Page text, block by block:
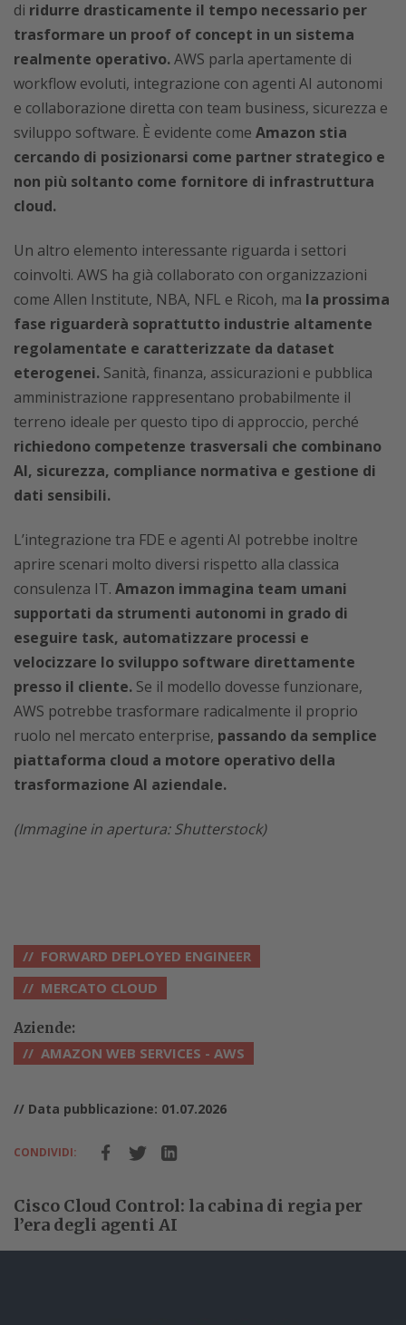
di ridurre drasticamente il tempo necessario per
trasformare un proof of concept in un sistema
realmente operativo.AWS parla apertamente di
workflow evoluti, integrazione con agenti AI autonomi
e collaborazione diretta con team business, sicurezza e
sviluppo software. È evidente come Amazon stia
cercando di posizionarsi come partner strategico e
non più soltanto come fornitore di infrastruttura
cloud.
Un altro elemento interessante riguarda i settori
coinvolti. AWS ha già collaborato con organizzazioni
come Allen Institute, NBA, NFL e Ricoh, ma la prossima
fase riguarderà soprattutto industrie altamente
regolamentate e caratterizzate da dataset
eterogenei. Sanità, finanza, assicurazioni e pubblica
amministrazione rappresentano probabilmente il
terreno ideale per questo tipo di approccio, perché
richiedono competenze trasversali che combinano
AI, sicurezza, compliance normativa e gestione di
dati sensibili.
L’integrazione tra FDE e agenti AI potrebbe inoltre
aprire scenari molto diversi rispetto alla classica
consulenza IT. Amazon immagina team umani
supportati da strumenti autonomi in grado di
eseguire task, automatizzare processi e
velocizzare lo sviluppo software direttamente
presso il cliente. Se il modello dovesse funzionare,
AWS potrebbe trasformare radicalmente il proprio
ruolo nel mercato enterprise, passando da semplice
piattaforma cloud a motore operativo della
trasformazione AI aziendale.
(Immagine in apertura: Shutterstock)
FORWARD DEPLOYED ENGINEER
MERCATO CLOUD
Aziende:
AMAZON WEB SERVICES - AWS
// Data pubblicazione: 01.07.2026
CONDIVIDI:
Cisco Cloud Control: la cabina di regia per
l’era degli agenti AI